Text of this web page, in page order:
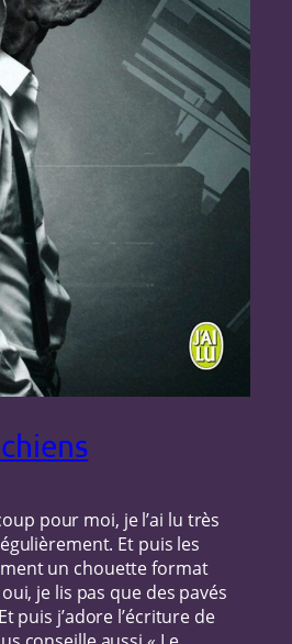
pour moi, je l’ai lu très
Et puis les
un chouette format
je lis pas que des pavés
puis j’adore l’écriture de